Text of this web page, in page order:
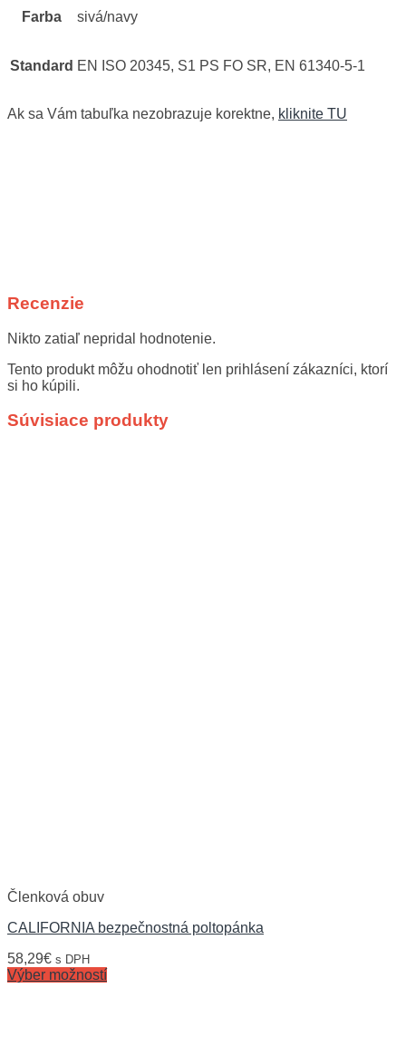
Farba sivá/navy
Standard EN ISO 20345, S1 PS FO SR, EN 61340-5-1
Ak sa Vám tabuľka nezobrazuje korektne, kliknite TU
Recenzie
Nikto zatiaľ nepridal hodnotenie.
Tento produkt môžu ohodnotiť len prihlásení zákazníci, ktorí
si ho kúpili.
Súvisiace produkty
Členková obuv
CALIFORNIA bezpečnostná poltopánka
58,29€ s DPH
Výber možností